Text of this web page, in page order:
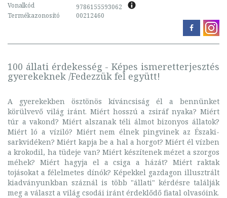
Vonalkód
9786155593062
Termékazonosító
00212460
100 állati érdekesség - Képes ismeretterjesztés
gyerekeknek /Fedezzük fel együtt!
A gyerekekben ösztönös kíváncsiság él a bennünket
körülvevő világ iránt. Miért hosszú a zsiráf nyaka? Miért
túr a vakond? Miért alszanak téli álmot bizonyos állatok?
Miért ló a víziló? Miért nem élnek pingvinek az Északi-
sarkvidéken? Miért kapja be a hal a horgot? Miért él vízben
a krokodil, ha tüdeje van? Miért készítenek mézet a szorgos
méhek? Miért hagyja el a csiga a házát? Miért raktak
tojásokat a félelmetes dínók? Képekkel gazdagon illusztrált
kiadványunkban száznál is több "állati" kérdésre találják
meg a választ a világ csodái iránt érdeklődő fiatal olvasóink.